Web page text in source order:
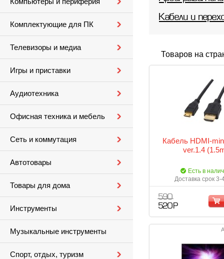
Комплектующие для ПК
Телевизоры и медиа
Игры и приставки
Аудиотехника
Офисная техника и мебель
Сеть и коммутация
Автотовары
Товары для дома
Инструменты
Музыкальные инструменты
Спорт, отдых, туризм
Кабели и
Товаров на
Кабель HDMI-
ver.1.4
Есть в
Доставка срок 3-
590
520 Р